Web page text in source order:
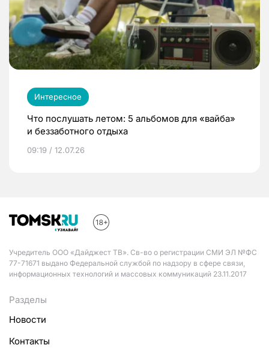
Интересное
Что послушать летом: 5 альбомов для «вайба»
и беззаботного отдыха
09:19 / 12.07.26
Учредитель ООО «Дайджест ТВ». Св-во о регистрации СМИ ЭЛ №ФС
77-71671 выдано Федеральной службой по надзору в сфере связи,
информационных технологий и массовых коммуникаций 23.11.2017
Разделы
Новости
Контакты